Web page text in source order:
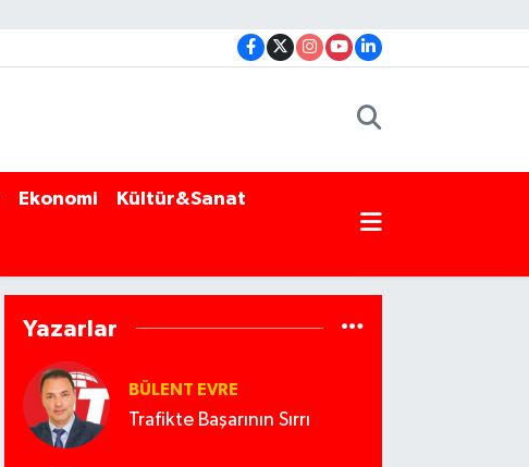
Ekonomi Kültür&Sanat
Yazarlar
BÜLENT EVRE
Trafikte Başarının Sırrı